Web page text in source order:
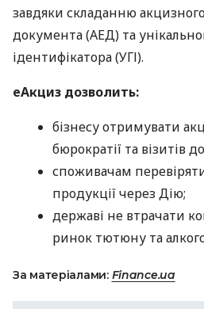
завдяки складанню
документа (АЕД) та
ідентифікатора (УГІ).
еАкциз дозволить:
бізнесу отримувати
бюрократії та візитів
споживачам
продукції через Дію;
державі не втрачати
ринок тютюну та
За матеріалами: Finance.ua